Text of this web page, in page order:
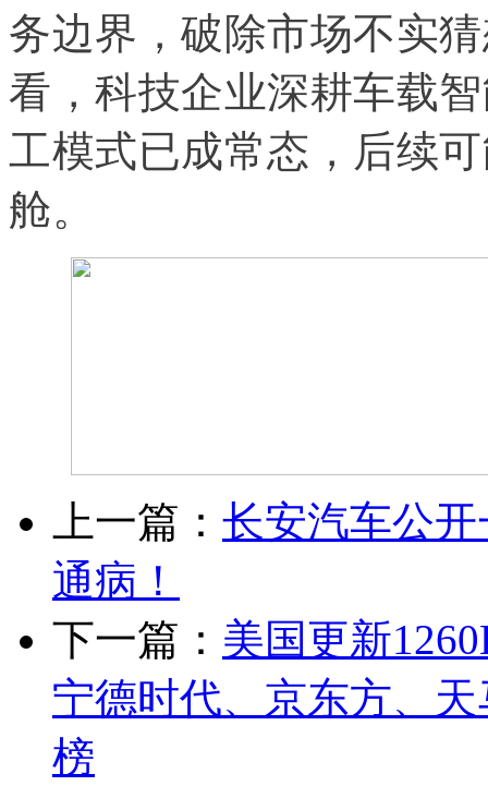
务边界，破除市场不实
看，科技企业深耕车载
工模式已成常态，后续
舱。
上一篇： 长安汽车公
通病！
下一篇： 美国更新
宁德时代、京东方、
榜